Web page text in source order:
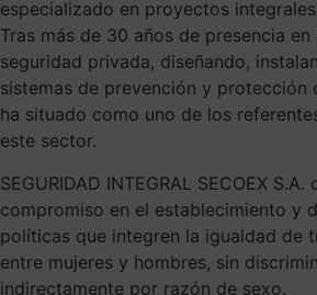
especializado en proyectos
Tras más de 30 años de presencia
seguridad privada, diseñando,
sistemas de prevención y protección
ha situado como uno de los
este sector.
SEGURIDAD INTEGRAL SECOEX S.A.
compromiso en el establecimiento y
políticas que integren la igualdad de
entre mujeres y hombres, sin
indirectamente por razón de sexo.